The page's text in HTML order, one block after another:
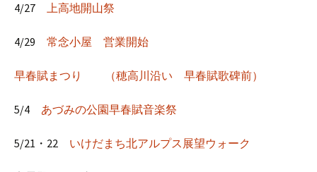
4/27 上高地開山祭
4/29 常念小屋 営業開始
早春賦まつり （穂高川沿い 早春賦歌碑前）
5/4 あづみの公園早春賦音楽祭
5/21・22 いけだまち北アルプス展望ウォーク